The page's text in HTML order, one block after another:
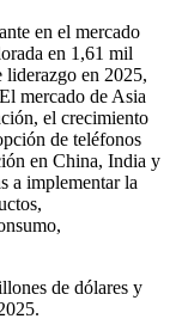
en el mercado
en 1,61 mil
liderazgo en 2025,
mercado de Asia
el crecimiento
de teléfonos
en China, India y
a implementar la
de dólares y